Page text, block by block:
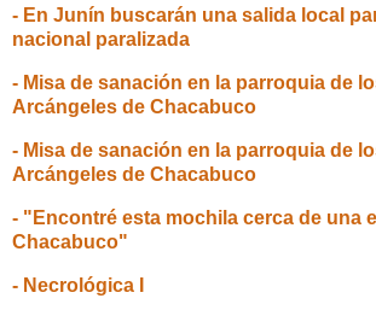
- En Junín buscarán una salida local
nacional paralizada
- Misa de sanación en la parroquia de
Arcángeles de Chacabuco
- Misa de sanación en la parroquia de
Arcángeles de Chacabuco
- "Encontré esta mochila cerca de una
Chacabuco"
- Necrológica I